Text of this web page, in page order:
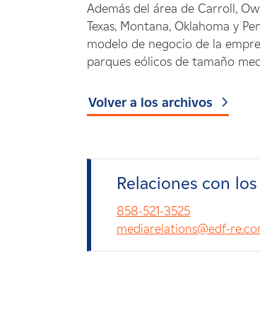
Además del área de Carroll,
Texas, Montana, Oklahoma y
modelo de negocio de la
parques eólicos de tamaño
Volver a los archivos
Relaciones con
858-521-3525
mediarelations@edf-